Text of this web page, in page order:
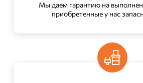
Мы даем гарантию на
приобретенные у нас